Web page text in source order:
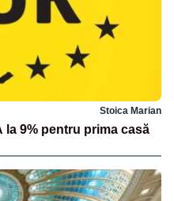
Stoica Marian
la 9% pentru prima casă